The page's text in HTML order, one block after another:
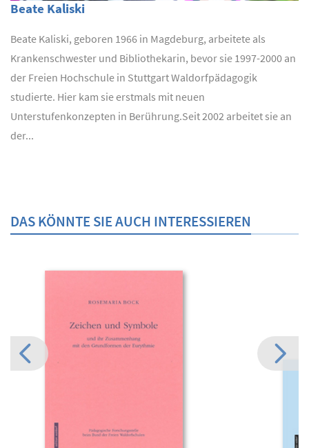
Beate Kaliski
Beate Kaliski, geboren 1966 in Magdeburg, arbeitete als
Krankenschwester und Bibliothekarin, bevor sie 1997-2000 an
der Freien Hochschule in Stuttgart Waldorfpädagogik
studierte. Hier kam sie erstmals mit neuen
Unterstufenkonzepten in Berührung.Seit 2002 arbeitet sie an
der...
DAS KÖNNTE SIE AUCH INTERESSIEREN